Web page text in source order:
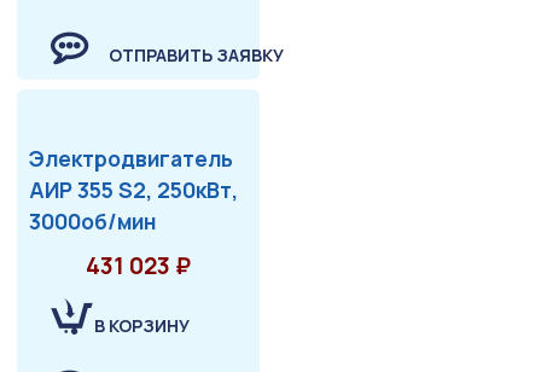
ОТПРАВИТЬ ЗАЯВКУ
Электродвигатель
АИР 355 S2, 250кВт,
3000об/мин
431 023 ₽
В КОРЗИНУ